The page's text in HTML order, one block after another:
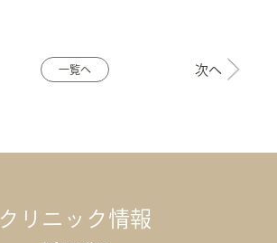
一覧へ 次へ
クリニック情報